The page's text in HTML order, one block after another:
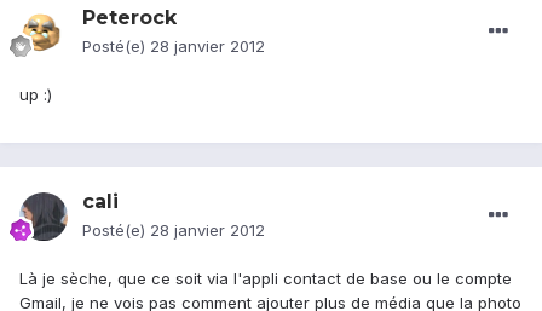
Peterock
Posté(e) 28 janvier 2012
up :)
cali
Posté(e) 28 janvier 2012
Là je sèche, que ce soit via l'appli contact de base ou le compte
Gmail, je ne vois pas comment ajouter plus de média que la photo